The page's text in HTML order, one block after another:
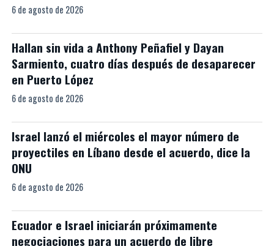
6 de agosto de 2026
Hallan sin vida a Anthony Peñafiel y Dayan
Sarmiento, cuatro días después de desaparecer
en Puerto López
6 de agosto de 2026
Israel lanzó el miércoles el mayor número de
proyectiles en Líbano desde el acuerdo, dice la
ONU
6 de agosto de 2026
Ecuador e Israel iniciarán próximamente
negociaciones para un acuerdo de libre